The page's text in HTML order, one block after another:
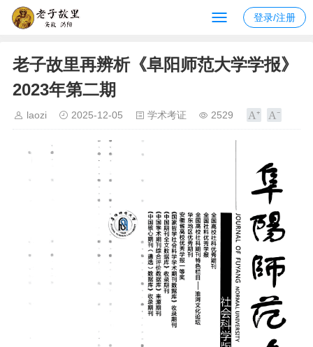
登录/注册
老子故里再辨析《阜阳师范大学学报》
2023年第二期
laozi 2025-12-05 学术考证 2529